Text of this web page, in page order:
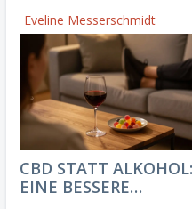
Eveline Messerschmidt
CBD STATT ALKOHOL:
EINE BESSERE